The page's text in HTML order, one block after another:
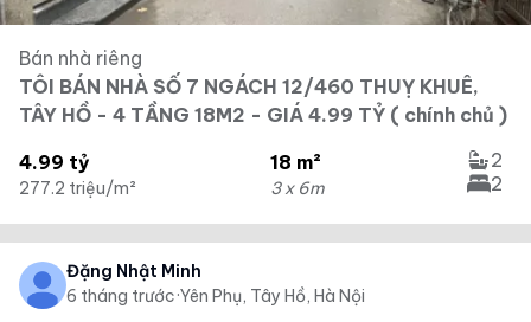
Bán nhà riêng
TÔI BÁN NHÀ SỐ 7 NGÁCH 12/460 THUỴ KHUÊ,
TÂY HỒ - 4 TẦNG 18M2 - GIÁ 4.99 TỶ ( chính chủ )
4.99 tỷ
277.2 triệu/m²
18 m²
3 x 6m
2
2
Đặng Nhật Minh
6 tháng trước·Yên Phụ, Tây Hồ, Hà Nội